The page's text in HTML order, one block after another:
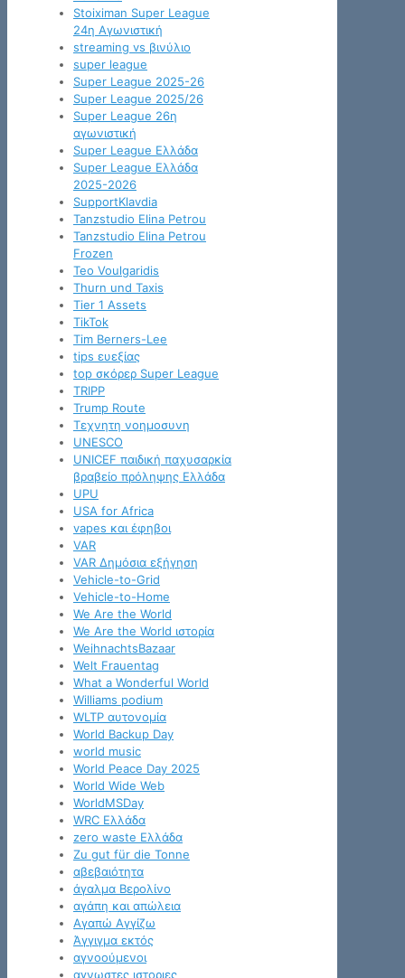
Stoiximan Super League
24η Αγωνιστική
streaming vs βινύλιο
super league
Super League 2025-26
Super League 2025/26
Super League 26η
αγωνιστική
Super League Ελλάδα
Super League Ελλάδα
2025-2026
SupportKlavdia
Tanzstudio Elina Petrou
Tanzstudio Elina Petrou
Frozen
Teo Voulgaridis
Thurn und Taxis
Tier 1 Assets
TikTok
Tim Berners-Lee
tips ευεξίας
top σκόρερ Super League
TRIPP
Trump Route
Tεχνητη νοημοσυνη
UNESCO
UNICEF παιδική παχυσαρκία
βραβείο πρόληψης Ελλάδα
UPU
USA for Africa
vapes και έφηβοι
VAR
VAR Δημόσια εξήγηση
Vehicle-to-Grid
Vehicle-to-Home
We Are the World
We Are the World ιστορία
WeihnachtsBazaar
Welt Frauentag
What a Wonderful World
Williams podium
WLTP αυτονομία
World Backup Day
world music
World Peace Day 2025
World Wide Web
WorldMSDay
WRC Ελλάδα
zero waste Ελλάδα
Zu gut für die Tonne
αβεβαιότητα
άγαλμα Βερολίνο
αγάπη και απώλεια
Αγαπώ Αγγίζω
Άγγιγμα εκτός
αγνοούμενοι
αγνωστες ιστοριες